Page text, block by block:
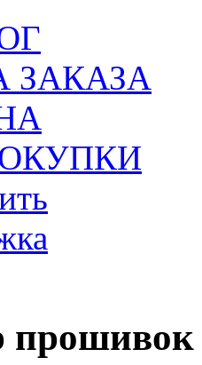
ЗАКАЗА
прошивок